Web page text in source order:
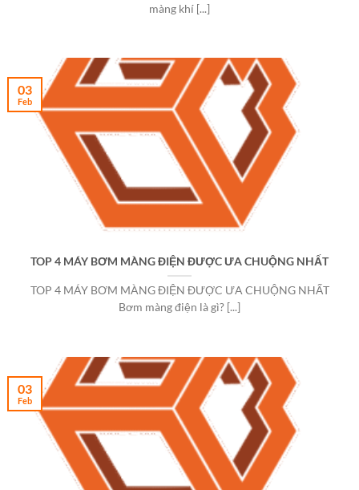
màng khí [...]
TOP 4 MÁY BƠM MÀNG ĐIỆN ĐƯỢC ƯA CHUỘNG NHẤT
TOP 4 MÁY BƠM MÀNG ĐIỆN ĐƯỢC ƯA CHUỘNG NHẤT
Bơm màng điện là gì? [...]
03
Feb
03
Feb